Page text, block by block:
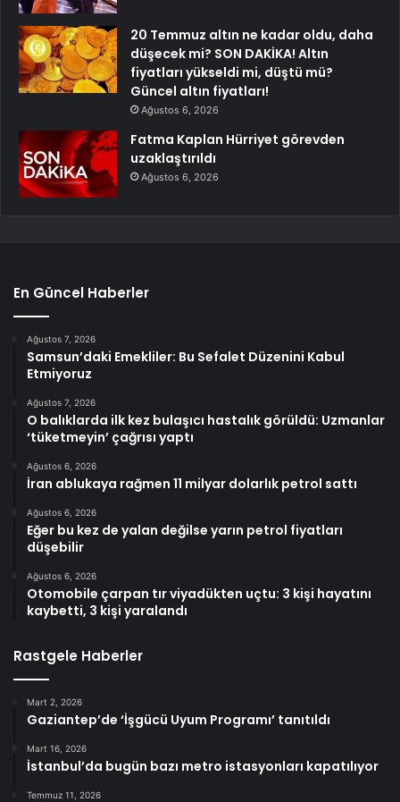
20 Temmuz altın ne kadar oldu, daha
düşecek mi? SON DAKİKA! Altın
fiyatları yükseldi mi, düştü mü?
Güncel altın fiyatları!
Ağustos 6, 2026
Fatma Kaplan Hürriyet görevden
uzaklaştırıldı
Ağustos 6, 2026
En Güncel Haberler
Ağustos 7, 2026
Samsun’daki Emekliler: Bu Sefalet Düzenini Kabul
Etmiyoruz
Ağustos 7, 2026
O balıklarda ilk kez bulaşıcı hastalık görüldü: Uzmanlar
‘tüketmeyin’ çağrısı yaptı
Ağustos 6, 2026
İran ablukaya rağmen 11 milyar dolarlık petrol sattı
Ağustos 6, 2026
Eğer bu kez de yalan değilse yarın petrol fiyatları
düşebilir
Ağustos 6, 2026
Otomobile çarpan tır viyadükten uçtu: 3 kişi hayatını
kaybetti, 3 kişi yaralandı
Rastgele Haberler
Mart 2, 2026
Gaziantep’de ‘İşgücü Uyum Programı’ tanıtıldı
Mart 16, 2026
İstanbul’da bugün bazı metro istasyonları kapatılıyor
Temmuz 11, 2026